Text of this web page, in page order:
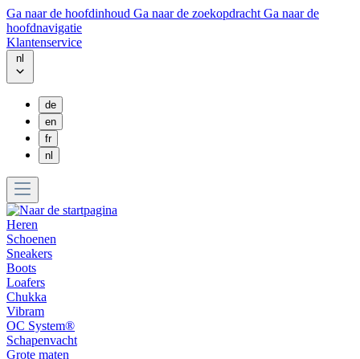
Ga naar de hoofdinhoud Ga naar de zoekopdracht Ga naar de
hoofdnavigatie
Klantenservice
nl
de
en
fr
nl
Heren
Schoenen
Sneakers
Boots
Loafers
Chukka
Vibram
OC System®
Schapenvacht
Grote maten